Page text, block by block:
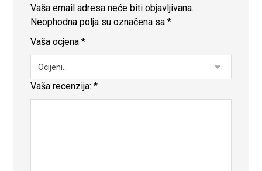
Vaša email adresa neće biti objavljivana.
Neophodna polja su označena sa*
Vaša ocjena*
Vaša recenzija:*